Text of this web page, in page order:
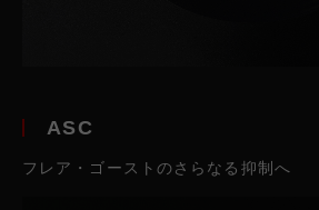
ASC
フレア・ゴーストのさらなる抑制へ